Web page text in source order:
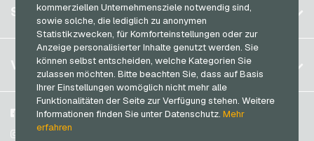
kommerziellen Unternehmensziele notwendig sind,
sowie solche, die lediglich zu anonymen
Statistikzwecken, für Komforteinstellungen oder zur
Anzeige personalisierter Inhalte genutzt werden. Sie
können selbst entscheiden, welche Kategorien Sie
zulassen möchten. Bitte beachten Sie, dass auf Basis
Ihrer Einstellungen womöglich nicht mehr alle
Funktionalitäten der Seite zur Verfügung stehen. Weitere
Informationen finden Sie unter Datenschutz.Mehr
erfahren
SB-Tankstelle Geschenkkarten
Shell Geschenkkarten
Shop-Apotheke Geschenkkarten
Spotify Premium Geschenkkarten
Thalia Geschenkkarten
TikTok Geschenkkarten
Deutschland (EN)
Frankreich
Italien
Niederlande
Österreich
Portugal
Registrieren
Anmelden
Mein Warenkorb
SERVICE
FAQ
Zahlungsmethoden
&Widerrufsrecht
Datenschutzrichtlinien
VGO-SHOP
Über uns
Blog
Facebook
Instagram